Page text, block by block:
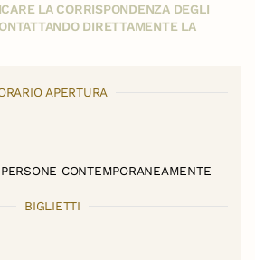
LA CORRISPONDENZA DEGLI
DIRETTAMENTE LA
APERTURA
CONTEMPORANEAMENTE
BIGLIETTI